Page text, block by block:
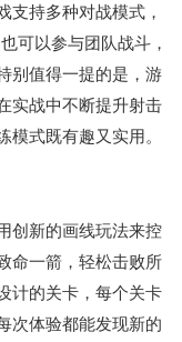
支持多种对战模式，
可以参与团队战斗，
别值得一提的是，游
实战中不断提升射击
式既有趣又实用。
创新的画线玩法来控
命一箭，轻松击败所
计的关卡，每个关卡
次体验都能发现新的